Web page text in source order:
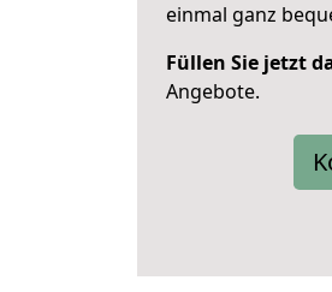
einmal ganz
Füllen Sie jetzt
Angebote.